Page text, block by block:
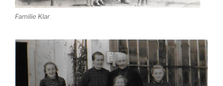
Familie Klar